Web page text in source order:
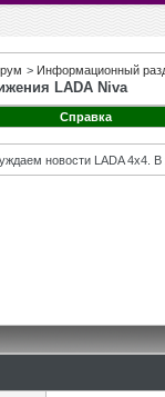
> Информационный
LADA Niva
Справка
новости LADA 4x4.